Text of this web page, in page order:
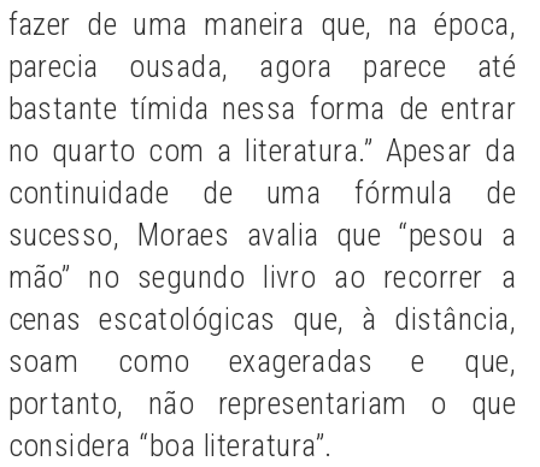
fazer de uma maneira que, na época,
parecia ousada, agora parece até
bastante tímida nessa forma de entrar
no quarto com a literatura.” Apesar da
continuidade de uma fórmula de
sucesso, Moraes avalia que “pesou a
mão” no segundo livro ao recorrer a
cenas escatológicas que, à distância,
soam como exageradas e que,
portanto, não representariam o que
considera “boa literatura”.